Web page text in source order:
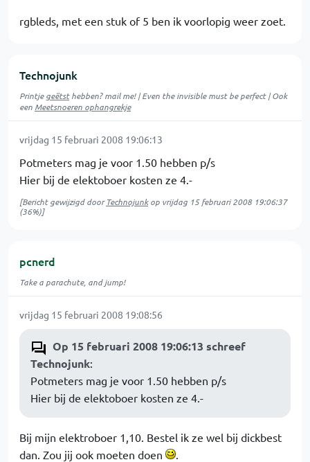
rgbleds, met een stuk of 5 ben ik voorlopig weer zoet.
Technojunk
Printjegeëtsthebben? mail me! | Even the invisible must be perfect | Ook
een Meetsnoeren ophangrekje
vrijdag 15 februari 2008 19:06:13
Potmeters mag je voor 1.50 hebben p/s
Hier bij de elektoboer kosten ze 4.-
[Bericht gewijzigd doorTechnojunkop vrijdag 15 februari 2008 19:06:37
(36%)]
pcnerd
Take a parachute, and jump!
vrijdag 15 februari 2008 19:08:56
Op 15 februari 2008 19:06:13 schreef
Technojunk:
Potmeters mag je voor 1.50 hebben p/s
Hier bij de elektoboer kosten ze 4.-
Bij mijn elektroboer 1,10. Bestel ik ze wel bij dickbest
dan. Zou jij ook moeten doen
.